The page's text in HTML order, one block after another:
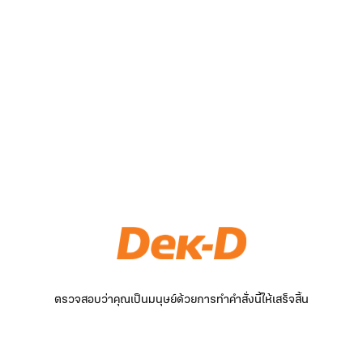
ตรวจสอบว่าคุณเป็นมนุษย์ด้วยการทำคำสั่งนี้ให้เสร็จสิ้น